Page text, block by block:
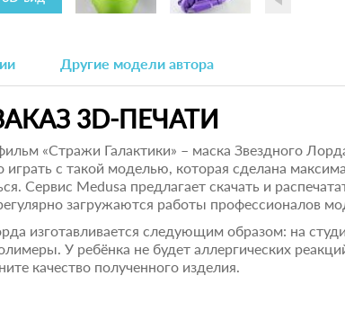
Другие модели автора
3D-ПЕЧАТИ
«Стражи Галактики» – маска Звездного
с такой моделью, которая сделана
Сервис Medusa предлагает скачать и
загружаются работы профессионалов
изготавливается следующим образом: на
У ребёнка не будет аллергических
качество полученного изделия.